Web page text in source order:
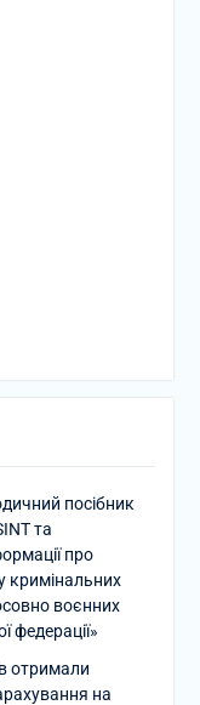
посібник
та
про
кримінальних
воєнних
федерації»
отримали
на